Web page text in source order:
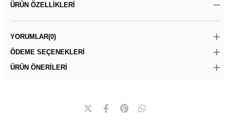
ÜRÜN ÖZELLIKLERI
YORUMLAR(0)
ÖDEME SEÇENEKLERI
ÜRÜN ÖNERILERI